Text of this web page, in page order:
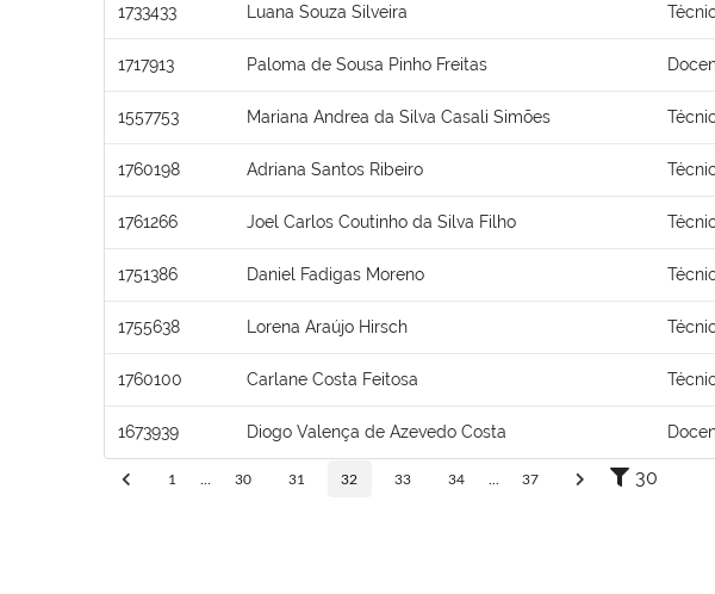
1733433 Luana Souza Silveira
1717913 Paloma de Sousa Pinho Freitas
1557753 Mariana Andrea da Silva Casali Simões
1760198 Adriana Santos Ribeiro
1761266 Joel Carlos Coutinho da Silva Filho
1751386 Daniel Fadigas Moreno
1755638 Lorena Araújo Hirsch
1760100 Carlane Costa Feitosa
1673939 Diogo Valença de Azevedo Costa
1 30 31 32 33 34 37 30